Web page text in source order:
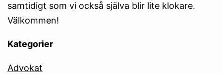
samtidigt som vi också själva blir lite klokare.
Välkommen!
Kategorier
Advokat